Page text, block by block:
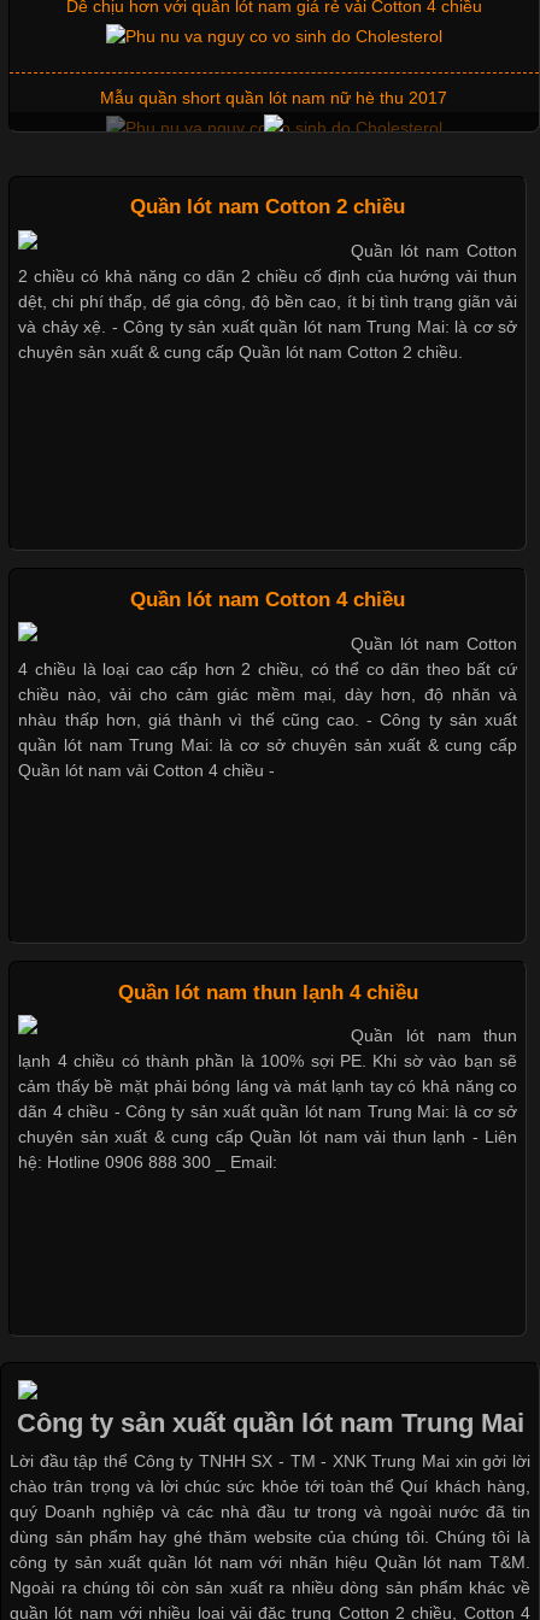
Trong môi trường kinh doanh hiện đại, việc xây dựng hình ảnh
chuyên nghiệp đóng vai trò quan trọng đối với sự phát triển của
doanh nghiệp. Một trong những giải pháp hiệu quả được nhiều
đơn vị lựa chọn hiện nay là sử dụng áo thun đồng phục công ty.
Không chỉ giúp tạo sự đồng bộ, áo thun
Chất Liệu Lycra Có Gì Đặc Biệt Trong Ngành Thời Trang?
Cập nhật 2026-05-27 17:03:46
Vải Lycra Là Gì? Chất Liệu Co Giãn Được Ưa Chuộng Trong
Chất Liệu Bamboo Xu Hướng Mới Trong Ngành Thời Trang
Cập nhật 2026-05-21 14:59:25
Trong những năm gần đây, vải Bamboo đang trở thành một
trong những chất liệu được yêu thích trong ngành thời trang
nhờ đặc tính mềm mại, thoáng khí và thân thiện với môi trường.
Không chỉ được ứng dụng trong quần áo thường ngày, loại vải
Cập nhật 2026-05-20 14:58:56
Vải thun là một trong những chất liệu được sử dụng rộng rãi
nhất trong ngành thời trang nhờ đặc tính co giãn, mềm mại và
thoải mái khi mặc. Từ áo thun, đồ thể thao cho đến đồ lót nam,
vải thun luôn đóng vai trò quan trọng trong quá trình sản xuất.
Hiện nay, nhu cầu tìm kiếm quần lót nam giá
Các Form Áo Thun Phổ Biến Hiện Nay Và Xu Hướng Trong
Ngành May Mặc Áo thun là một trong những trang phục quen
thuộc và được sử dụng phổ biến nhất hiện nay. Không chỉ đa
dạng về màu sắc hay chất liệu, áo thun còn có nhiều form dáng
khác nhau để phù hợp với từng phong cách thời trang và nhu
cầu
Dễ chịu hơn với quần lót nam giá rẻ vải Cotton 4 chiều
Mẫu quần short quần lót nam nữ hè thu 2017
Xu hướng thời trang trẻ và quần lót nam giá sỉ
Những mẩu quần lót nam thông dụng hiện nay
Bộ sưu tập quần lót nam Boxer TpHCM
Quần lót nam boxer thun lạnh
Quần lót nam Cotton 2 chiều
Quần lót nam Cotton
2 chiều có khả năng co dãn 2 chiều cố định của hướng vải thun
dệt, chi phí thấp, dể gia công, độ bền cao, ít bị tình trạng giãn vải
và chảy xệ. - Công ty sản xuất quần lót nam Trung Mai: là cơ sở
chuyên sản xuất & cung cấp Quần lót nam Cotton 2 chiều.
Quần lót nam Cotton 4 chiều
Quần lót nam Cotton
4 chiều là loại cao cấp hơn 2 chiều, có thể co dãn theo bất cứ
chiều nào, vải cho cảm giác mềm mại, dày hơn, độ nhăn và
nhàu thấp hơn, giá thành vì thế cũng cao. - Công ty sản xuất
quần lót nam Trung Mai: là cơ sở chuyên sản xuất & cung cấp
Quần lót nam vải Cotton 4 chiều -
Quần lót nam thun lạnh 4 chiều
Quần lót nam thun
lạnh 4 chiều có thành phần là 100% sợi PE. Khi sờ vào bạn sẽ
cảm thấy bề mặt phải bóng láng và mát lạnh tay có khả năng co
dãn 4 chiều - Công ty sản xuất quần lót nam Trung Mai: là cơ sở
chuyên sản xuất & cung cấp Quần lót nam vải thun lạnh - Liên
hệ: Hotline 0906 888 300 _ Email:
Công ty sản xuất quần lót nam Trung Mai
Lời đầu tập thể Công ty TNHH SX - TM - XNK Trung Mai xin gởi lời
chào trân trọng và lời chúc sức khỏe tới toàn thể Quí khách hàng,
quý Doanh nghiệp và các nhà đầu tư trong và ngoài nước đã tin
dùng sản phẩm hay ghé thăm website của chúng tôi. Chúng tôi là
công ty sản xuất quần lót nam với nhãn hiệu Quần lót nam T&M.
Ngoài ra chúng tôi còn sản xuất ra nhiều dòng sản phẩm khác về
quần lót nam với nhiều loại vải đặc trung Cotton 2 chiều, Cotton 4